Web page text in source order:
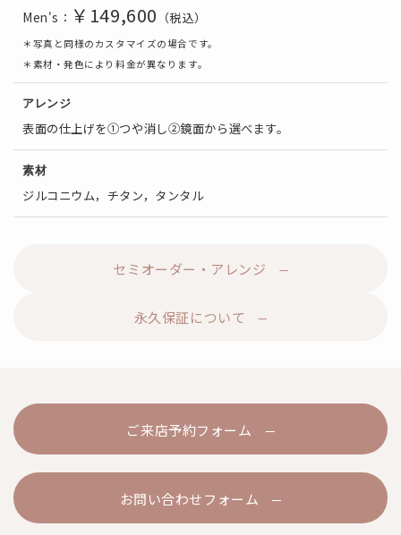
Men's： ￥149,600 （税込）
＊写真と同様のカスタマイズの場合です。
＊素材・発色により料金が異なります。
アレンジ
表面の仕上げを①つや消し②鏡面から選べます。
素材
ジルコニウム，チタン，タンタル
セミオーダー・アレンジ
永久保証について
ご来店予約フォーム
お問い合わせフォーム